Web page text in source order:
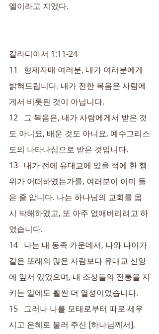
엘이라고 지었다.
갈라디아서 1:11-24
11   형제자매 여러분, 내가 여러분에게
밝혀드립니다. 내가 전한 복음은 사람에
게서 비롯된 것이 아닙니다.
12   그 복음은, 내가 사람에게서 받은 것
도 아니요, 배운 것도 아니요, 예수그리스
도의 나타나심으로 받은 것입니다.
13   내가 전에 유대교에 있을 적에 한 행
위가 어떠하였는가를, 여러분이 이미 들
은 줄 압니다. 나는 하나님의 교회를 몹
시 박해하였고, 또 아주 없애버리려고 하
였습니다.
14   나는 내 동족 가운데서, 나와 나이가
같은 또래의 많은 사람보다 유대교 신앙
에 앞서 있었으며, 내 조상들의 전통을 지
키는 일에도 훨씬 더 열성이었습니다.
15   그러나 나를 모태로부터 따로 세우
시고 은혜로 불러 주신 [하나님께서],